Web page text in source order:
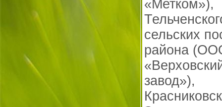
«Метком»),
сельских
района
завод»),